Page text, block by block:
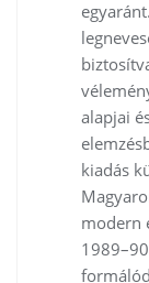
alapjai
kiadás
modern